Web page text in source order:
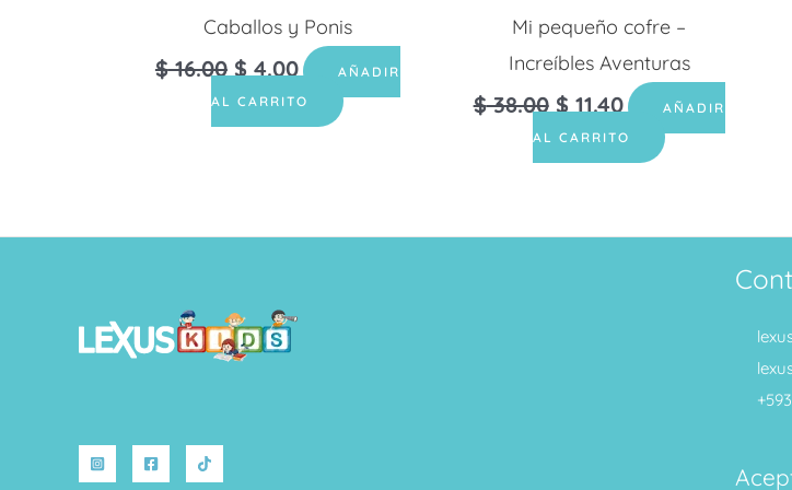
Caballos y Ponis
$16.00 $4.00
AÑADIR
AL CARRITO
Mi pequeño cofre –
Increíbles Aventuras
$38.00 $11.40
AÑADIR
AL CARRITO